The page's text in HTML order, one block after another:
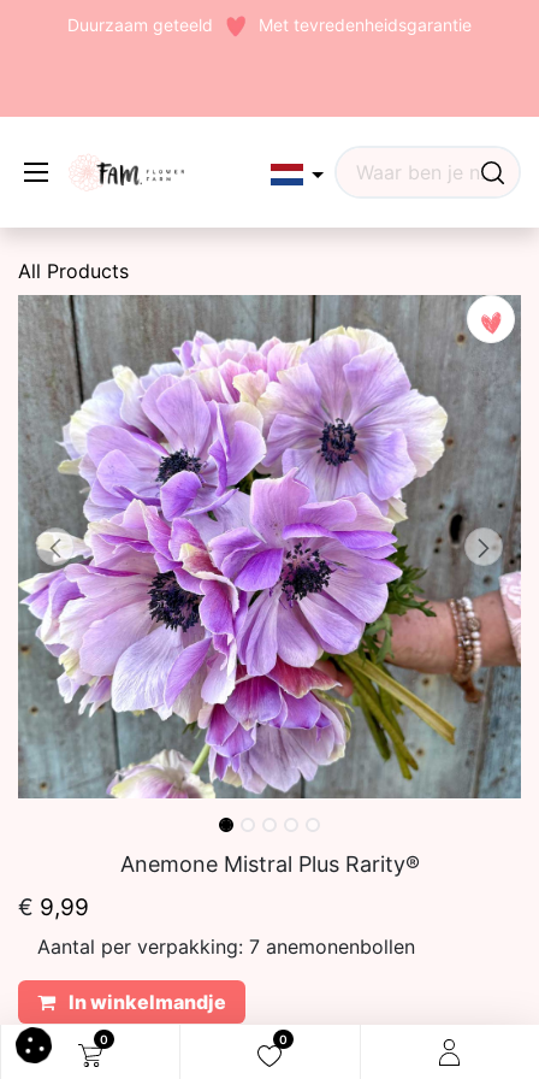
0 0
Duurzaam geteeld Met tevredenheidsgarantie
(242)
Edit widget
All Products
Anemone Mistral Plus Rarity®
€ 9,99
Aantal per verpakking: 7 anemonenbollen
In winkelmandje